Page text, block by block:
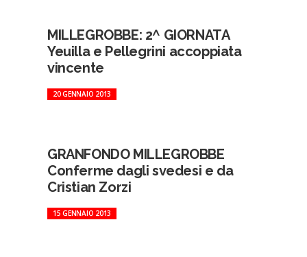
MILLEGROBBE: 2^ GIORNATA
Yeuilla e Pellegrini accoppiata
vincente
20 GENNAIO 2013
GRANFONDO MILLEGROBBE
Conferme dagli svedesi e da
Cristian Zorzi
15 GENNAIO 2013